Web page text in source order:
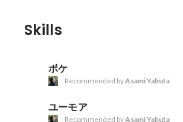
後のキャリアをイメージし、転用
第二段階として、横展開していく
予定
Skills
ボケ
Recommended byAsami Yabuta
ユーモア
Recommended byAsami Yabuta